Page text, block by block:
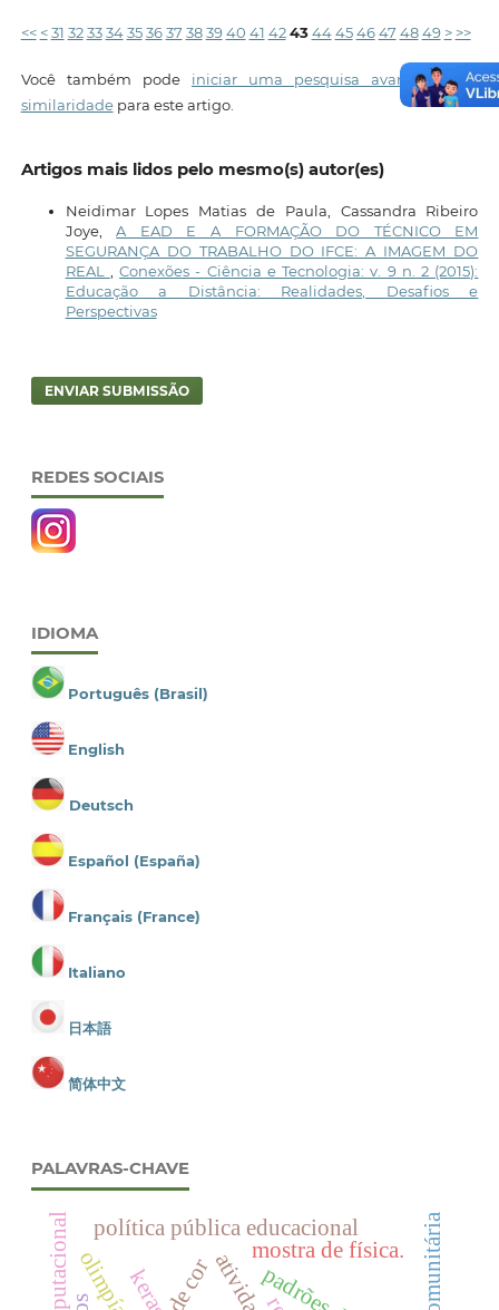
<< < 31 32 33 34 35 36 37 38 39 40 41 42 43 44 45 46 47 48 49 > >>
Você também pode iniciar uma pesquisa avançada por
similaridadepara este artigo.
Artigos mais lidos pelo mesmo(s) autor(es)
Neidimar Lopes Matias de Paula, Cassandra Ribeiro
Joye,A EAD E A FORMAÇÃO DO TÉCNICO EM
SEGURANÇA DO TRABALHO DO IFCE: A IMAGEM DO
REAL
,Conexões - Ciência e Tecnologia: v. 9 n. 2 (2015):
Educação a Distância: Realidades, Desafios e
Perspectivas
ENVIAR SUBMISSÃO
REDES SOCIAIS
IDIOMA
Português (Brasil)
English
Deutsch
Español (España)
Français (France)
Italiano
日本語
简体中文
PALAVRAS-CHAVE
mostra de física.
política pública educacional
keras